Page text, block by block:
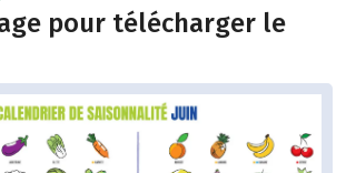
pour télécharger le